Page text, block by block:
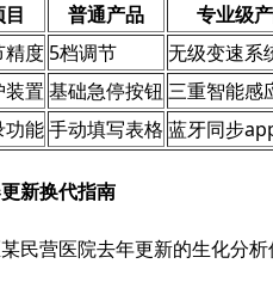
普通产品
专业级
精度 5档调节
无级变速系
装置 基础急停按钮 三重智能感
功能手动填写表格 蓝牙同步
新换代指南
民营医院去年更新的生化分